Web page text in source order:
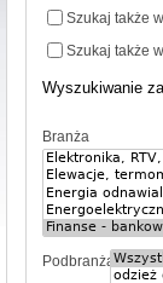
Szukaj także
Szukaj także
Wyszukiwanie
Branża
Podbranża